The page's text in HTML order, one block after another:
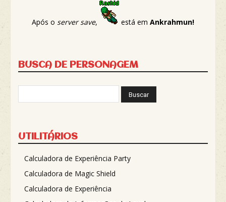
Após o server save, está em Ankrahmun!
BUSCA DE PERSONAGEM
UTILITÁRIOS
Calculadora de Experiência Party
Calculadora de Magic Shield
Calculadora de Experiência